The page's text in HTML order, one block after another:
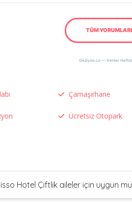
TÜM
Geziyoo.co — Veriler
Çamaşırhane
Ücretsiz Otopark
Hotel Çiftlik aileler için uygun